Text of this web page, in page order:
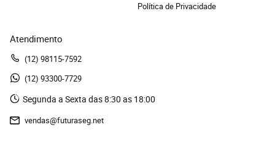
Política de Privacidade
Atendimento
(12) 98115-7592
(12) 93300-7729
Segunda a Sexta das 8:30 as 18:00
vendas@futuraseg.net